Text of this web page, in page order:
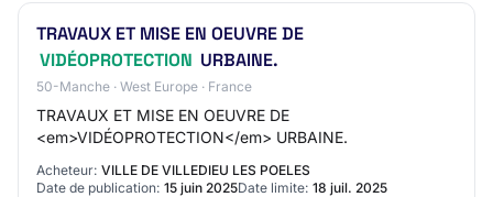
TRAVAUX ET MISE EN OEUVRE DE
VIDÉOPROTECTION URBAINE.
50-Manche · West Europe · France
TRAVAUX ET MISE EN OEUVRE DE
<em>VIDÉOPROTECTION</em> URBAINE.
Acheteur: VILLE DE VILLEDIEU LES POELES
Date de publication: 15 juin 2025Date limite: 18 juil. 2025